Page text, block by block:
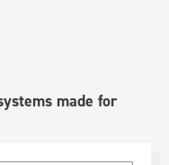
made for